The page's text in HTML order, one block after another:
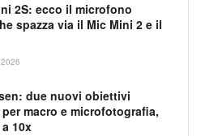
2S: ecco il microfono
spazza via il Mic Mini 2 e il
due nuovi obiettivi
macro e microfotografia,
10x